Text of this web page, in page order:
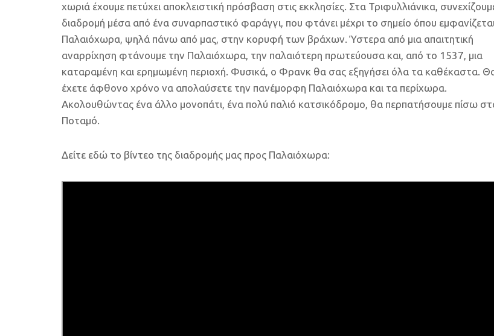
χωριά έχουμε πετύχει αποκλειστική πρόσβαση στις εκκλησίες. Στα Τριφυλλιάνικα,
διαδρομή μέσα από ένα συναρπαστικό φαράγγι, που φτάνει μέχρι το σημείο όπου
Παλαιόχωρα, ψηλά πάνω από μας, στην κορυφή των βράχων. Ύστερα από μια απαιτητική
αναρρίχηση φτάνουμε την Παλαιόχωρα, την παλαιότερη πρωτεύουσα και, από το 1537, μια
καταραμένη και ερημωμένη περιοχή. Φυσικά, ο Φρανκ θα σας εξηγήσει όλα τα καθέκαστα.
έχετε άφθονο χρόνο να απολαύσετε την πανέμορφη Παλαιόχωρα και τα περίχωρα.
Ακολουθώντας ένα άλλο μονοπάτι, ένα πολύ παλιό κατσικόδρομο, θα περπατήσουμε πίσω
Ποταμό.
Δείτε εδώ το βίντεο της διαδρομής μας προς Παλαιόχωρα: